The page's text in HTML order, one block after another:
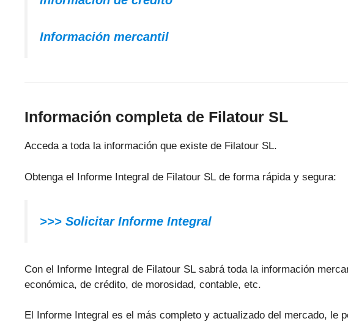
Información mercantil
Información completa de Filatour SL
Acceda a toda la información que existe de Filatour SL.
Obtenga el Informe Integral de Filatour SL de forma rápida y segura:
>>> Solicitar Informe Integral
Con el Informe Integral de Filatour SL sabrá toda la información
económica, de crédito, de morosidad, contable, etc.
El Informe Integral es el más completo y actualizado del mercado, le